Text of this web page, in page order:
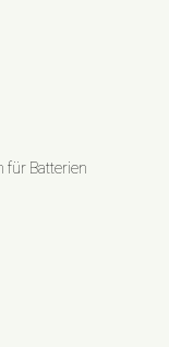
für Batterien